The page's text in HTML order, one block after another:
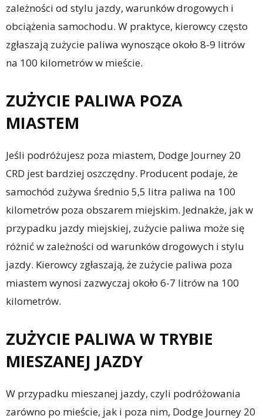
zależności od stylu jazdy, warunków drogowych i
obciążenia samochodu. W praktyce, kierowcy często
zgłaszają zużycie paliwa wynoszące około 8-9 litrów
na 100 kilometrów w mieście.
ZUŻYCIE PALIWA POZA
MIASTEM
Jeśli podróżujesz poza miastem, Dodge Journey 20
CRD jest bardziej oszczędny. Producent podaje, że
samochód zużywa średnio 5,5 litra paliwa na 100
kilometrów poza obszarem miejskim. Jednakże, jak w
przypadku jazdy miejskiej, zużycie paliwa może się
różnić w zależności od warunków drogowych i stylu
jazdy. Kierowcy zgłaszają, że zużycie paliwa poza
miastem wynosi zazwyczaj około 6-7 litrów na 100
kilometrów.
ZUŻYCIE PALIWA W TRYBIE
MIESZANEJ JAZDY
W przypadku mieszanej jazdy, czyli podróżowania
zarówno po mieście, jak i poza nim, Dodge Journey 20